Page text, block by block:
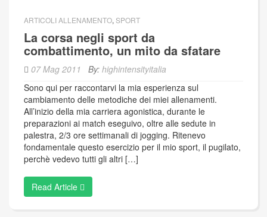
ARTICOLI ALLENAMENTO, SPORT
La corsa negli sport da
combattimento, un mito da sfatare
07 Mag 2011 By: highintensityitalia
Sono qui per raccontarvi la mia esperienza sul
cambiamento delle metodiche dei miei allenamenti.
All’inizio della mia carriera agonistica, durante le
preparazioni ai match eseguivo, oltre alle sedute in
palestra, 2/3 ore settimanali di jogging. Ritenevo
fondamentale questo esercizio per il mio sport, il pugilato,
perchè vedevo tutti gli altri […]
Read Article